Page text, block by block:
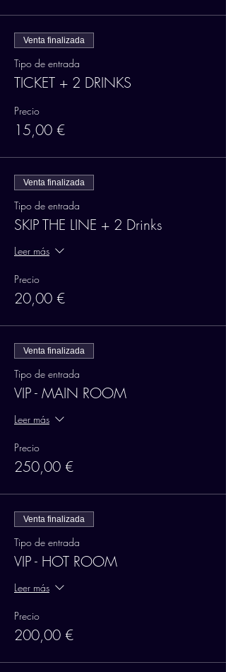
Venta finalizada
Tipo de entrada
TICKET + 2 DRINKS
Precio
15,00 €
Venta finalizada
Tipo de entrada
SKIP THE LINE + 2 Drinks
Leer más
Precio
20,00 €
Venta finalizada
Tipo de entrada
VIP - MAIN ROOM
Leer más
Precio
250,00 €
Venta finalizada
Tipo de entrada
VIP - HOT ROOM
Leer más
Precio
200,00 €